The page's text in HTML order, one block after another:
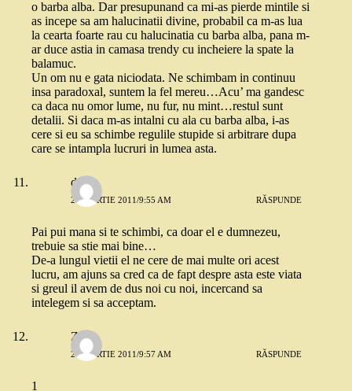
o barba alba. Dar presupunand ca mi-as pierde mintile si
as incepe sa am halucinatii divine, probabil ca m-as lua
la cearta foarte rau cu halucinatia cu barba alba, pana m-
ar duce astia in camasa trendy cu incheiere la spate la
balamuc.
Un om nu e gata niciodata. Ne schimbam in continuu
insa paradoxal, suntem la fel mereu…Acu’ ma gandesc
ca daca nu omor lume, nu fur, nu mint…restul sunt
detalii. Si daca m-as intalni cu ala cu barba alba, i-as
cere si eu sa schimbe regulile stupide si arbitrare dupa
care se intampla lucruri in lumea asta.
dana
29 MARTIE 2011/9:55 AM RĂSPUNDE
Pai pui mana si te schimbi, ca doar el e dumnezeu,
trebuie sa stie mai bine…
De-a lungul vietii el ne cere de mai multe ori acest
lucru, am ajuns sa cred ca de fapt despre asta este viata
si greul il avem de dus noi cu noi, incercand sa
intelegem si sa acceptam.
Zuzu
29 MARTIE 2011/9:57 AM RĂSPUNDE
1